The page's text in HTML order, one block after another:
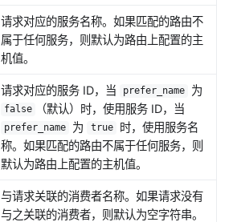
请求对应的服务名称。如果匹配的路由不
属于任何服务，则默认为路由上配置的主
机值。
请求对应的服务 ID，当 prefer_name 为
false （默认）时，使用服务 ID，当
prefer_name 为 true
时，使用服务名
称。如果匹配的路由不属于任何服务，则
默认为路由上配置的主机值。
与请求关联的消费者名称。如果请求没有
与之关联的消费者，则默认为空字符串。